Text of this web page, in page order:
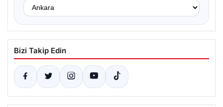
Bizi Takip Edin